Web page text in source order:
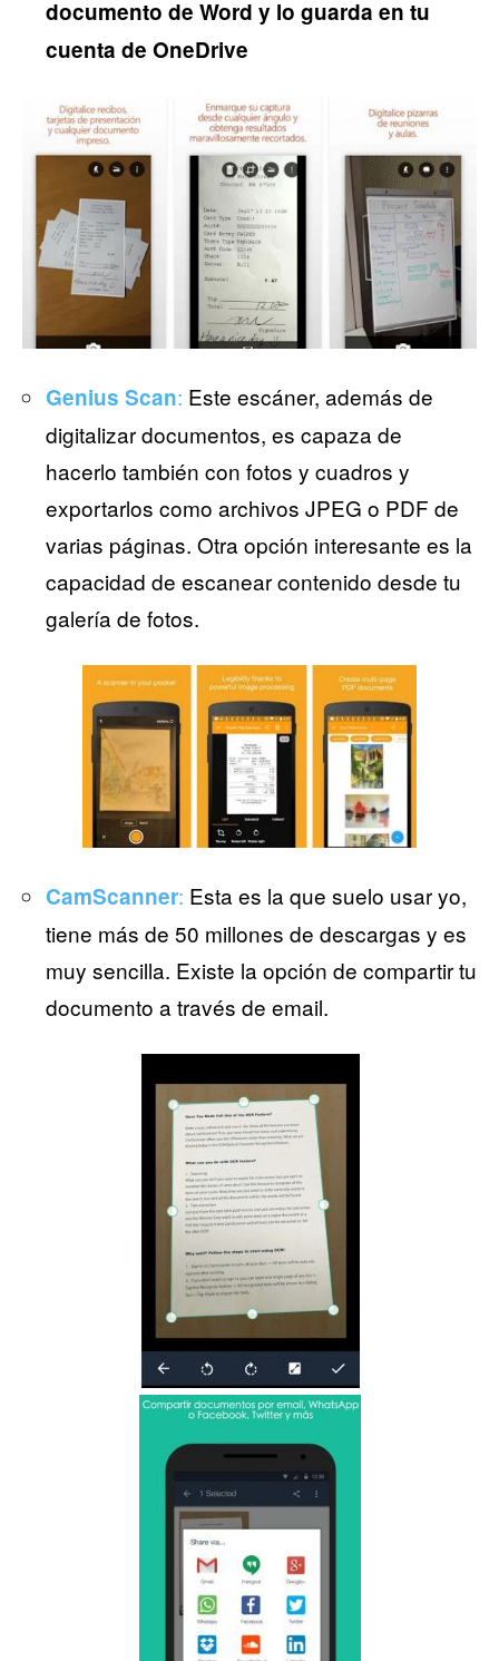
documento de Word y lo guarda en tu
cuenta de OneDrive
Genius Scan: Este escáner, además de
digitalizar documentos, es capaza de
hacerlo también con fotos y cuadros y
exportarlos como archivos JPEG o PDF de
varias páginas. Otra opción interesante es la
capacidad de escanear contenido desde tu
galería de fotos.
CamScanner: Esta es la que suelo usar yo,
tiene más de 50 millones de descargas y es
muy sencilla. Existe la opción de compartir tu
documento a través de email.